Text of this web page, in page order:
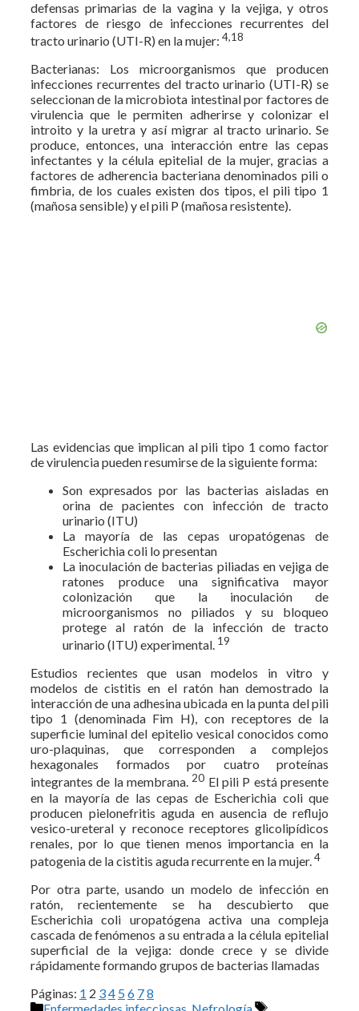
defensas primarias de la vagina y la vejiga, y otros
factores de riesgo de infecciones recurrentes del
tracto urinario (UTI-R) en la mujer: 4,18
Bacterianas: Los microorganismos que producen
infecciones recurrentes del tracto urinario (UTI-R) se
seleccionan de la microbiota intestinal por factores de
virulencia que le permiten adherirse y colonizar el
introito y la uretra y así migrar al tracto urinario. Se
produce, entonces, una interacción entre las cepas
infectantes y la célula epitelial de la mujer, gracias a
factores de adherencia bacteriana denominados pili o
fimbria, de los cuales existen dos tipos, el pili tipo 1
(mañosa sensible) y el pili P (mañosa resistente).
Las evidencias que implican al pili tipo 1 como factor
de virulencia pueden resumirse de la siguiente forma:
Son expresados por las bacterias aisladas en
orina de pacientes con infección de tracto
urinario (ITU)
La mayoría de las cepas uropatógenas de
Escherichia coli lo presentan
La inoculación de bacterias piliadas en vejiga de
ratones produce una significativa mayor
colonización que la inoculación de
microorganismos no piliados y su bloqueo
protege al ratón de la infección de tracto
urinario (ITU) experimental. 19
Estudios recientes que usan modelos in vitro y
modelos de cistitis en el ratón han demostrado la
interacción de una adhesina ubicada en la punta del pili
tipo 1 (denominada Fim H), con receptores de la
superficie luminal del epitelio vesical conocidos como
uro-plaquinas, que corresponden a complejos
hexagonales formados por cuatro proteínas
integrantes de la membrana.20 El pili P está presente
en la mayoría de las cepas de Escherichia coli que
producen pielonefritis aguda en ausencia de reflujo
vesico-ureteral y reconoce receptores glicolipídicos
renales, por lo que tienen menos importancia en la
patogenia de la cistitis aguda recurrente en la mujer.4
Por otra parte, usando un modelo de infección en
ratón, recientemente se ha descubierto que
Escherichia coli uropatógena activa una compleja
cascada de fenómenos a su entrada a la célula epitelial
superficial de la vejiga: donde crece y se divide
rápidamente formando grupos de bacterias llamadas
Páginas: 1 2 34 56 78
Categorías
Etiquetas